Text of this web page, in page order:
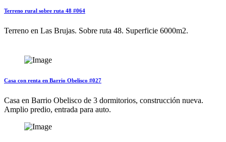
Terreno rural sobre ruta 48 #064
Terreno en Las Brujas. Sobre ruta 48. Superficie 6000m2.
Casa con renta en Barrio Obelisco #027
Casa en Barrio Obelisco de 3 dormitorios, construcción nueva.
Amplio predio, entrada para auto.